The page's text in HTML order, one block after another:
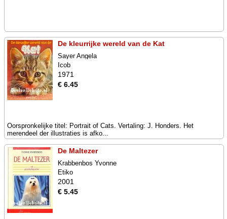
De kleurrijke wereld van de Kat
Sayer Angela
Icob
1971
€ 6.45
Oorspronkelijke titel: Portrait of Cats. Vertaling: J. Honders. Het
merendeel der illustraties is afko...
De Maltezer
Krabbenbos Yvonne
Etiko
2001
€ 5.45